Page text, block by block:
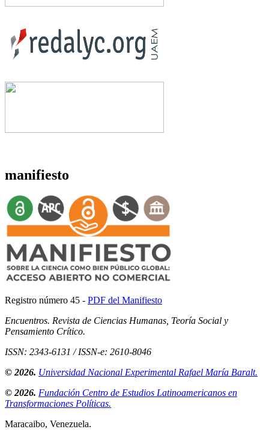
manifiesto
Registro número 45 - PDF del Manifiesto
Encuentros. Revista de Ciencias Humanas, Teoría Social y
Pensamiento Crítico.
ISSN: 2343-6131 / ISSN-e: 2610-8046
© 2026. Universidad Nacional Experimental Rafael María Baralt.
© 2026. Fundación Centro de Estudios Latinoamericanos en
Transformaciones Políticas.
Maracaibo, Venezuela.